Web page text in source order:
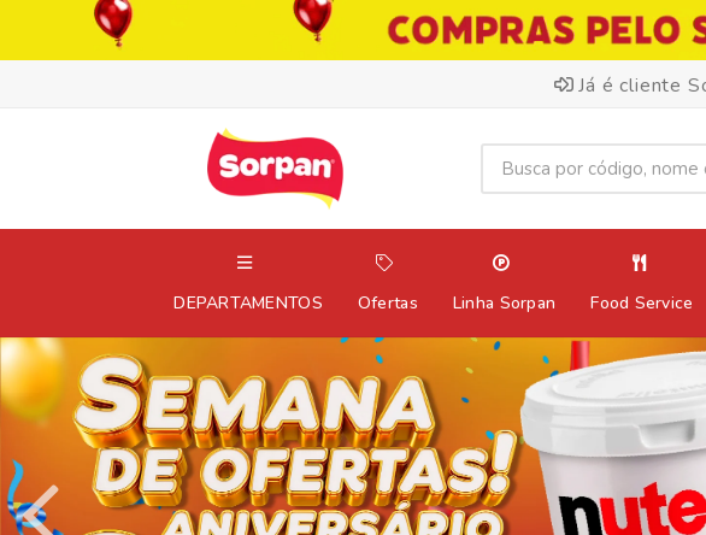
Já é cliente
DEPARTAMENTOS Ofertas Linha Sorpan Food Service